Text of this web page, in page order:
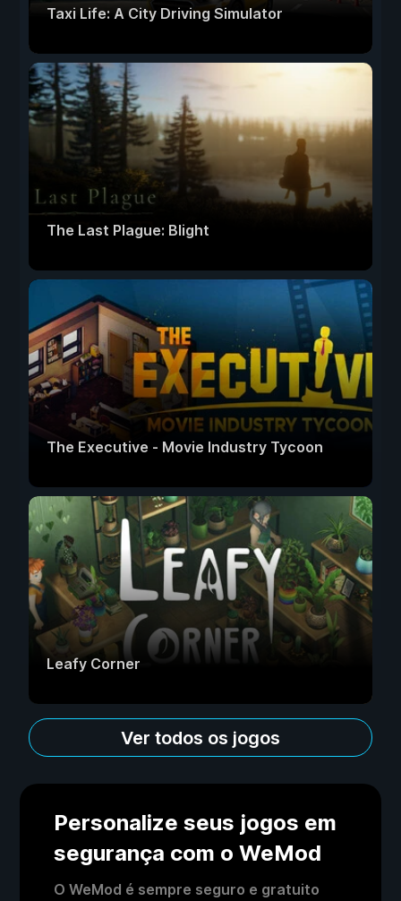
Taxi Life: A City Driving Simulator
The Last Plague: Blight
The Executive - Movie Industry Tycoon
Leafy Corner
Ver todos os jogos
Personalize seus jogos em
segurança com o WeMod
O WeMod é sempre seguro e gratuito